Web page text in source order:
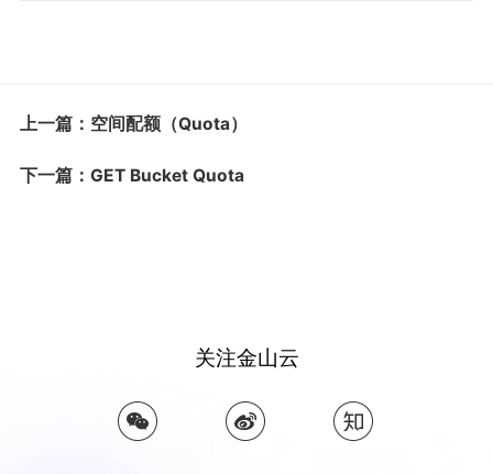
上一篇：空间配额（Quota）
下一篇：GET Bucket Quota
关注金山云